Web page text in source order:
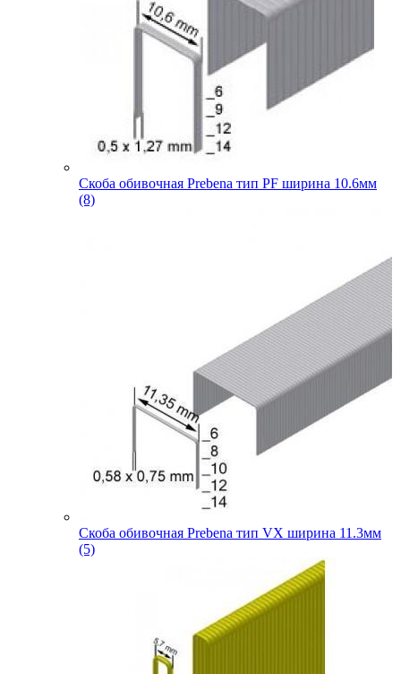
Скоба обивочная Prebena тип PF ширина 10.6мм
(8)
Скоба обивочная Prebena тип VX ширина 11.3мм
(5)